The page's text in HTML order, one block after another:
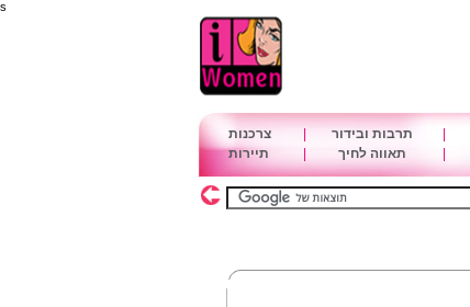
s
תרבות ובידור
צרכנות
תאווה לחיך תיירות